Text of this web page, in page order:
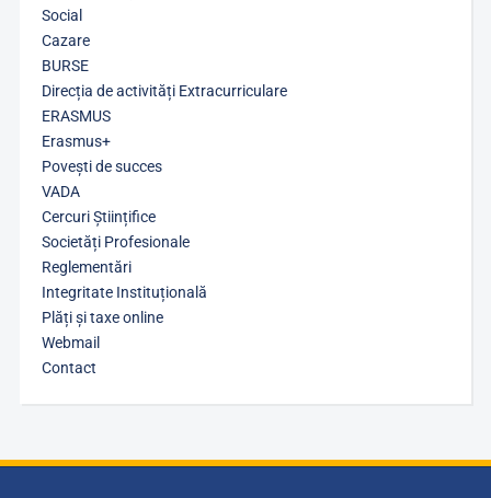
Social
Cazare
BURSE
Direcția de activități Extracurriculare
ERASMUS
Erasmus+
Povești de succes
VADA
Cercuri Științifice
Societăți Profesionale
Reglementări
Integritate Instituțională
Plăți și taxe online
Webmail
Contact